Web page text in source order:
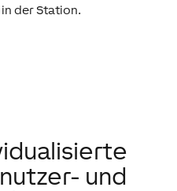
der Station.
und